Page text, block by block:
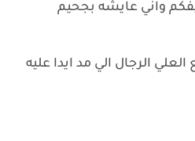
واني عايشه بجحيم
الرجال الي مد ايدا عليه